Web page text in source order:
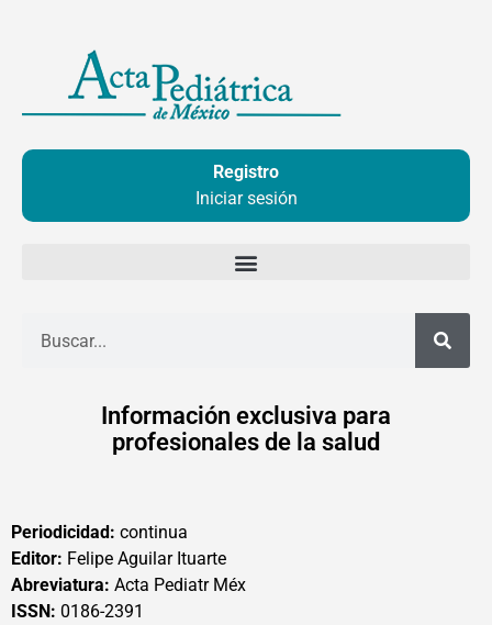
contenido
Registro
Iniciar sesión
Información exclusiva para
profesionales de la salud
Periodicidad: continua
Editor: Felipe Aguilar Ituarte
Abreviatura: Acta Pediatr Méx
ISSN: 0186-2391